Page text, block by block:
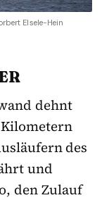
EIsele-Hein
dehnt
des
und
den Zulauf